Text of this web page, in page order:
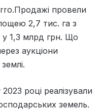
провели
2,7 тис. га з
у 1,3 млрд грн. Що
аукціони
році реалізували
земель.